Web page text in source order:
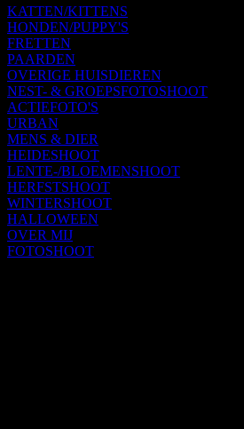
KATTEN/KITTENS
HONDEN/PUPPY'S
FRETTEN
PAARDEN
OVERIGE HUISDIEREN
NEST- & GROEPSFOTOSHOOT
ACTIEFOTO'S
URBAN
MENS & DIER
HEIDESHOOT
LENTE-/BLOEMENSHOOT
HERFSTSHOOT
WINTERSHOOT
HALLOWEEN
OVER MIJ
FOTOSHOOT